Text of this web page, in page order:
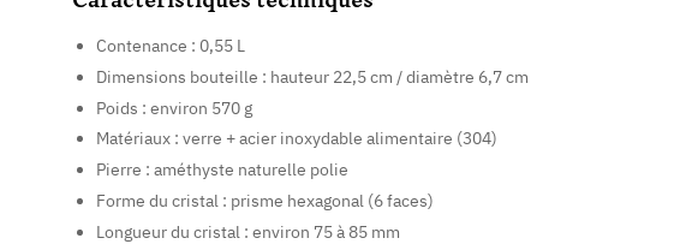
Contenance : 0,55 L
Dimensions bouteille : hauteur 22,5 cm / diamètre 6,7 cm
Poids : environ 570 g
Matériaux : verre + acier inoxydable alimentaire (304)
Pierre : améthyste naturelle polie
Forme du cristal : prisme hexagonal (6 faces)
Longueur du cristal : environ 75 à 85 mm